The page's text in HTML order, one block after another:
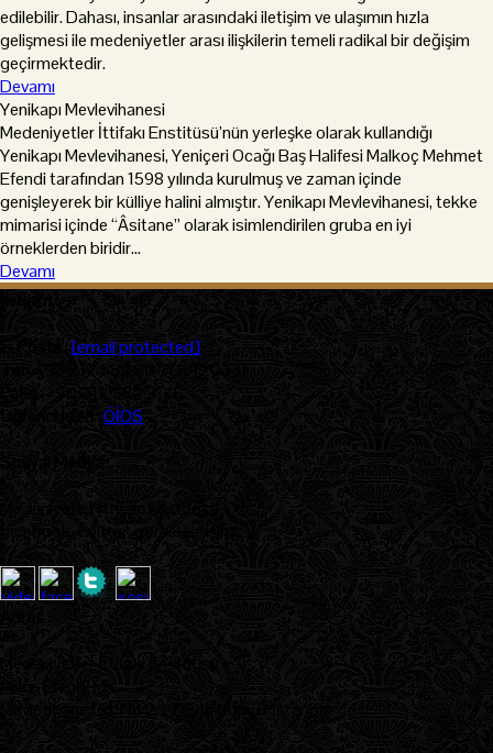
edilebilir. Dahası, insanlar arasındaki iletişim ve ulaşımın hızla
gelişmesi ile medeniyetler arası ilişkilerin temeli radikal bir değişim
geçirmektedir.
Devamı
Yenikapı Mevlevihanesi
Medeniyetler İttifakı Enstitüsü’nün yerleşke olarak kullandığı
Yenikapı Mevlevihanesi, Yeniçeri Ocağı Baş Halifesi Malkoç Mehmet
Efendi tarafından 1598 yılında kurulmuş ve zaman içinde
genişleyerek bir külliye halini almıştır. Yenikapı Mevlevihanesi, tekke
mimarisi içinde “Âsitane” olarak isimlendirilen gruba en iyi
örneklerden biridir...
Devamı
İletişim :
E-Posta :[email protected]
Tel :
+90 212 582 90 70 - (2033)
Faks :
+90 212 582 81 10
Öğrenci İşleri : ÖİOS
Sosyal Medya :
Medeniyetler İttifakı Enstitüsü
facebook, twitter, görsel iletişim..
Adres
Medeniyetler İttifakı Enstitüsü
Mrkz. Efendi Mh.
Mevlevihane Cd. No:25 Zeytinburnu / İstanbul